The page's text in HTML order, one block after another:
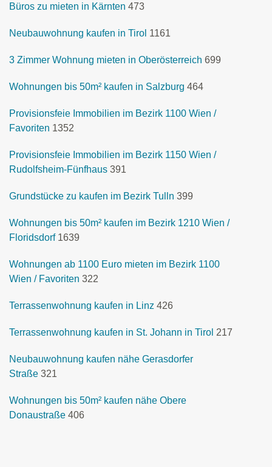
Büros zu mieten in Kärnten 473
Neubauwohnung kaufen in Tirol 1161
3 Zimmer Wohnung mieten in Oberösterreich 699
Wohnungen bis 50m² kaufen in Salzburg 464
Provisionsfeie Immobilien im Bezirk 1100 Wien /
Favoriten 1352
Provisionsfeie Immobilien im Bezirk 1150 Wien /
Rudolfsheim-Fünfhaus 391
Grundstücke zu kaufen im Bezirk Tulln 399
Wohnungen bis 50m² kaufen im Bezirk 1210 Wien /
Floridsdorf 1639
Wohnungen ab 1100 Euro mieten im Bezirk 1100
Wien / Favoriten 322
Terrassenwohnung kaufen in Linz 426
Terrassenwohnung kaufen in St. Johann in Tirol 217
Neubauwohnung kaufen nähe Gerasdorfer
Straße 321
Wohnungen bis 50m² kaufen nähe Obere
Donaustraße 406